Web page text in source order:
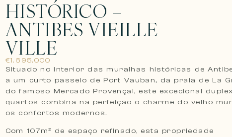
HISTÓRICO –
ANTIBES VIEILLE
VILLE
€1.695.000
Situado no interior das muralhas históricas de
a um curto passeio de Port Vauban, da praia de La
do famoso Mercado Provençal, este excecional
quartos combina na perfeição o charme do velho
os confortos modernos.
Com 107m² de espaço refinado, esta propriedade